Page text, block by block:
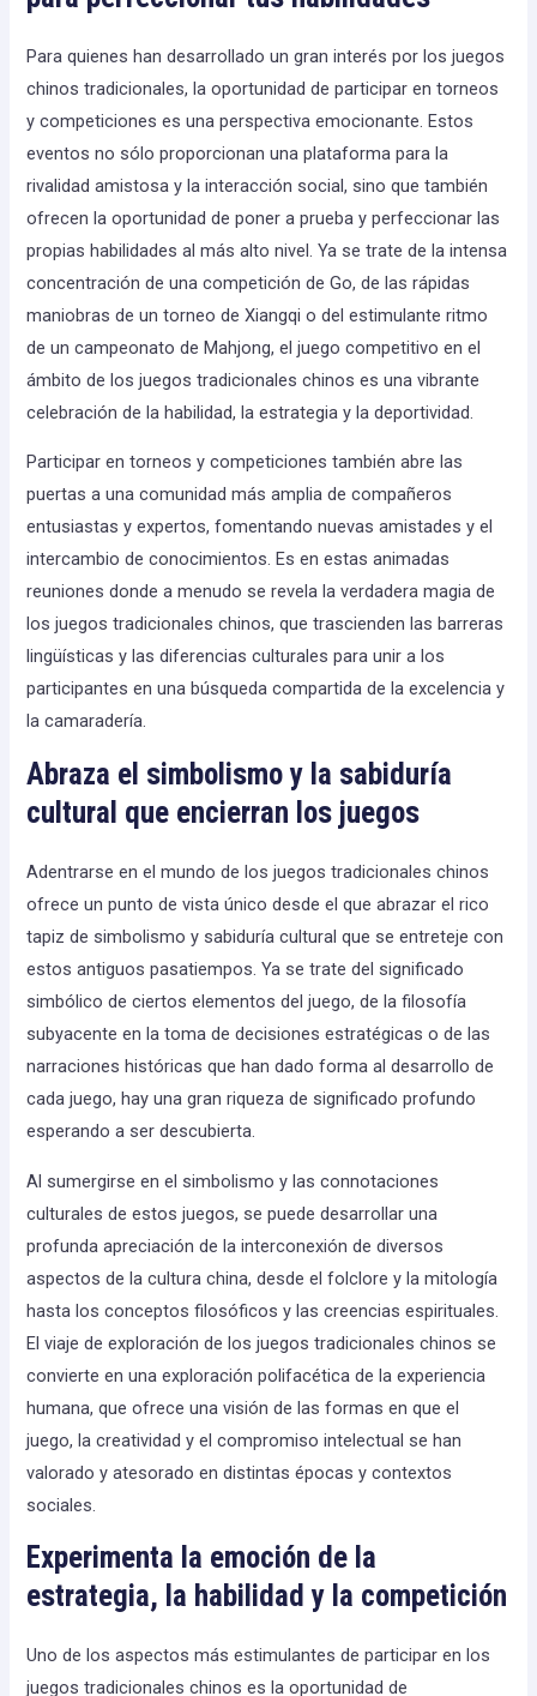
Para quienes han desarrollado un gran interés por los juegos
chinos tradicionales, la oportunidad de participar en torneos
y competiciones es una perspectiva emocionante. Estos
eventos no sólo proporcionan una plataforma para la
rivalidad amistosa y la interacción social, sino que también
ofrecen la oportunidad de poner a prueba y perfeccionar las
propias habilidades al más alto nivel. Ya se trate de la intensa
concentración de una competición de Go, de las rápidas
maniobras de un torneo de Xiangqi o del estimulante ritmo
de un campeonato de Mahjong, el juego competitivo en el
ámbito de los juegos tradicionales chinos es una vibrante
celebración de la habilidad, la estrategia y la deportividad.
Participar en torneos y competiciones también abre las
puertas a una comunidad más amplia de compañeros
entusiastas y expertos, fomentando nuevas amistades y el
intercambio de conocimientos. Es en estas animadas
reuniones donde a menudo se revela la verdadera magia de
los juegos tradicionales chinos, que trascienden las barreras
lingüísticas y las diferencias culturales para unir a los
participantes en una búsqueda compartida de la excelencia y
la camaradería.
Abraza el simbolismo y la sabiduría
cultural que encierran los juegos
Adentrarse en el mundo de los juegos tradicionales chinos
ofrece un punto de vista único desde el que abrazar el rico
tapiz de simbolismo y sabiduría cultural que se entreteje con
estos antiguos pasatiempos. Ya se trate del significado
simbólico de ciertos elementos del juego, de la filosofía
subyacente en la toma de decisiones estratégicas o de las
narraciones históricas que han dado forma al desarrollo de
cada juego, hay una gran riqueza de significado profundo
esperando a ser descubierta.
Al sumergirse en el simbolismo y las connotaciones
culturales de estos juegos, se puede desarrollar una
profunda apreciación de la interconexión de diversos
aspectos de la cultura china, desde el folclore y la mitología
hasta los conceptos filosóficos y las creencias espirituales.
El viaje de exploración de los juegos tradicionales chinos se
convierte en una exploración polifacética de la experiencia
humana, que ofrece una visión de las formas en que el
juego, la creatividad y el compromiso intelectual se han
valorado y atesorado en distintas épocas y contextos
sociales.
Experimenta la emoción de la
estrategia, la habilidad y la competición
Uno de los aspectos más estimulantes de participar en los
juegos tradicionales chinos es la oportunidad de